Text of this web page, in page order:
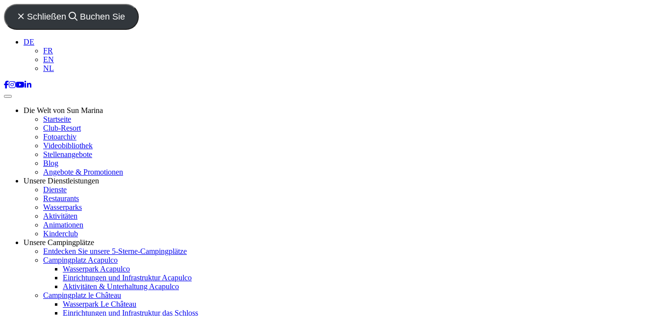
Schließen Buchen Sie
DE
FR
EN
NL
Die Welt von Sun Marina
Startseite
Club-Resort
Fotoarchiv
Videobibliothek
Stellenangebote
Blog
Angebote & Promotionen
Unsere Dienstleistungen
Dienste
Restaurants
Wasserparks
Aktivitäten
Animationen
Kinderclub
Unsere Campingplätze
Entdecken Sie unsere 5-Sterne-Campingplätze
Campingplatz Acapulco
Wasserpark Acapulco
Einrichtungen und Infrastruktur Acapulco
Aktivitäten & Unterhaltung Acapulco
Campingplatz le Château
Wasserpark Le Château
Einrichtungen und Infrastruktur das Schloss